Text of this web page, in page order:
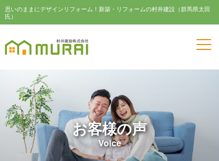
思いのままにデザインリフォーム！新築・リフォームの村井建設（群馬県太田
氏）
お客様の声
Voice